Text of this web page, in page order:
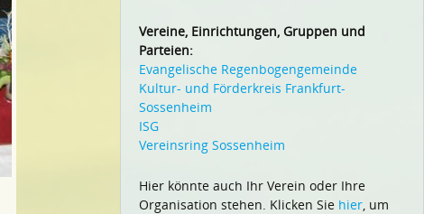
Vereine, Einrichtungen, Gruppen und
Parteien:
Evangelische Regenbogengemeinde
Kultur- und Förderkreis Frankfurt-
Sossenheim
ISG
Vereinsring Sossenheim
Hier könnte auch Ihr Verein oder Ihre
Organisation stehen. Klicken Sie hier, um